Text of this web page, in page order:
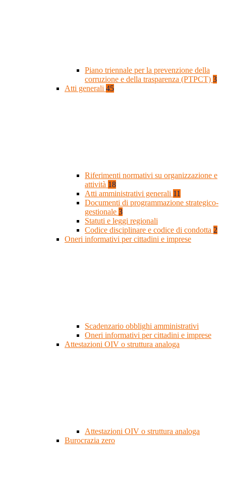
Piano triennale per la prevenzione della
corruzione e della trasparenza (PTPCT) 3
Atti generali 45
Riferimenti normativi su organizzazione e
attività 18
Atti amministrativi generali 11
Documenti di programmazione strategico-
gestionale 3
Statuti e leggi regionali
Codice disciplinare e codice di condotta 2
Oneri informativi per cittadini e imprese
Scadenzario obblighi amministrativi
Oneri informativi per cittadini e imprese
Attestazioni OIV o struttura analoga
Attestazioni OIV o struttura analoga
Burocrazia zero